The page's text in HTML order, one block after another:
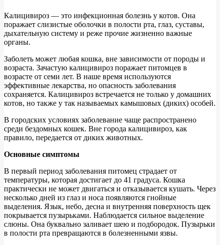
Калицивироз — это инфекционная болезнь у котов. Она
поражает слизистые оболочки в полости рта, глаз, суставы,
дыхательную систему и реже прочие жизненно важные
органы.
Заболеть может любая кошка, вне зависимости от породы и
возраста. Зачастую калицивироз поражает питомцев в
возрасте от семи лет. В наше время используются
эффективные лекарства, но опасность заболевания
сохраняется. Калицивироз встречается не только у домашних
котов, но также у так называемых камышовых (диких) особей.
В городских условиях заболевание чаще распространено
среди бездомных кошек. Вне города калицивироз, как
правило, передается от диких животных.
Основные симптомы
В первый период заболевания питомец страдает от
температуры, которая достигает до 41 градуса. Кошка
практически не может двигаться и отказывается кушать. Через
несколько дней из глаз и носа появляются гнойные
выделения. Язык, небо, десна и внутренняя поверхность щек
покрывается пузырьками. Наблюдается сильное выделение
слюны. Она буквально заливает шею и подбородок. Пузырьки
в полости рта превращаются в болезненными язвы.